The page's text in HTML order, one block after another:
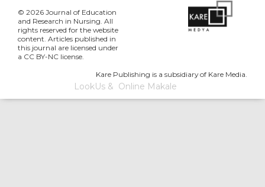
© 2026 Journal of Education
and Research in Nursing. All
rights reserved for the website
content. Articles published in
this journal are licensed under
a CC BY-NC license.
Kare Publishing is a subsidiary of Kare Media.
LookUs& Online Makale